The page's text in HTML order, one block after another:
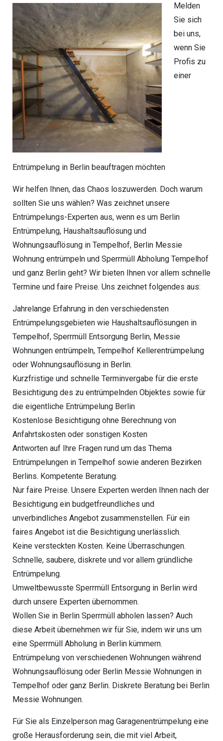
Melden
Sie sich
bei uns,
wenn Sie
Profis zu
einer
Entrümpelung in Berlin beauftragen möchten
Wir helfen Ihnen, das Chaos loszuwerden. Doch warum
sollten Sie uns wählen? Was zeichnet unsere
Entrümpelungs-Experten aus, wenn es um Berlin
Entrümpelung, Haushaltsauflösung und
Wohnungsauflösung in Tempelhof, Berlin Messie
Wohnung entrümpeln und Sperrmüll Abholung Tempelhof
und ganz Berlin geht? Wir bieten Ihnen vor allem schnelle
Termine und faire Preise. Uns zeichnet folgendes aus:
Jahrelange Erfahrung in den verschiedensten
Entrümpelungsgebieten wie Haushaltsauflösungen in
Tempelhof, Sperrmüll Entsorgung Berlin, Messie
Wohnungen entrümpeln, Tempelhof Kellerentrümpelung
oder Wohnungsauflösung in Berlin.
Kurzfristige und schnelle Terminvergabe für die erste
Besichtigung des zu entrümpelnden Objektes sowie für
die eigentliche Entrümpelung Berlin
Kostenlose Besichtigung ohne Berechnung von
Anfahrtskosten oder sonstigen Kosten
Antworten auf Ihre Fragen rund um das Thema
Entrümpelungen in Tempelhof sowie anderen Bezirken
Berlins. Kompetente Beratung.
Nur faire Preise. Unsere Experten werden Ihnen nach der
Besichtigung ein budgetfreundliches und
unverbindliches Angebot zusammenstellen. Für ein
faires Angebot ist die Besichtigung unerlässlich.
Keine versteckten Kosten. Keine Überraschungen.
Schnelle, saubere, diskrete und vor allem gründliche
Entrümpelung.
Umweltbewusste Sperrmüll Entsorgung in Berlin wird
durch unsere Experten übernommen.
Wollen Sie in Berlin Sperrmüll abholen lassen? Auch
diese Arbeit übernehmen wir für Sie, indem wir uns um
eine Sperrmüll Abholung in Berlin kümmern.
Entrümpelung von verschiedenen Wohnungen während
Wohnungsauflösung oder Berlin Messie Wohnungen in
Tempelhof oder ganz Berlin. Diskrete Beratung bei Berlin
Messie Wohnungen.
Für Sie als Einzelperson mag Garagenentrümpelung eine
große Herausforderung sein, die mit viel Arbeit,